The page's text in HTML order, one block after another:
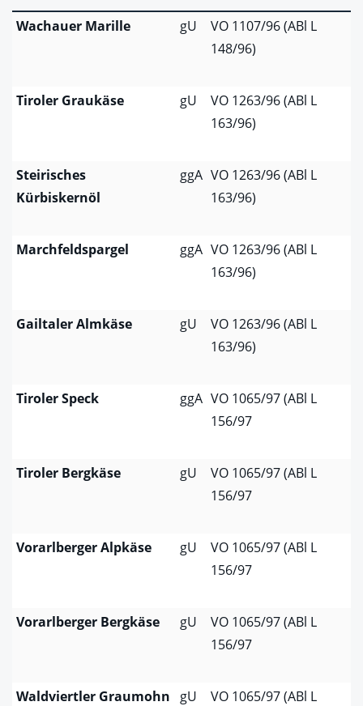
Wachauer Marille gU
VO 1107/96 (ABl L
148/96)
Tiroler Graukäse gU
VO 1263/96 (ABl L
163/96)
Steirisches
Kürbiskernöl
ggA VO 1263/96 (ABl L
163/96)
Marchfeldspargel ggA VO 1263/96 (ABl L
163/96)
Gailtaler Almkäse gU
VO 1263/96 (ABl L
163/96)
Tiroler Speck ggA VO 1065/97 (ABl L
156/97
Tiroler Bergkäse gU
VO 1065/97 (ABl L
156/97
Vorarlberger Alpkäse gU
VO 1065/97 (ABl L
156/97
Vorarlberger Bergkäse gU
VO 1065/97 (ABl L
156/97
Waldviertler Graumohn gU
VO 1065/97 (ABl L